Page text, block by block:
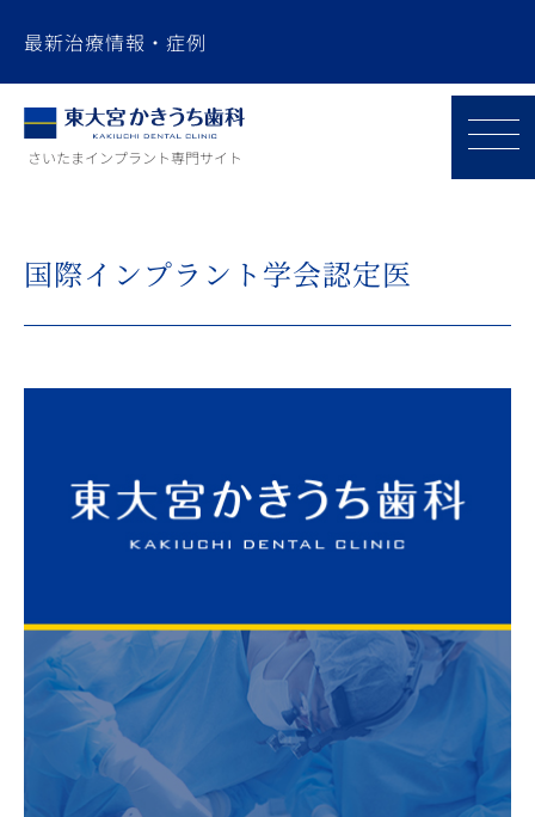
最新治療情報・症例
さいたまインプラント専門サイト
国際インプラント学会認定医